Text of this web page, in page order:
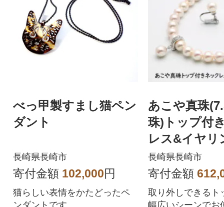
べっ甲製すまし猫ペン
ダント
長崎県長崎市
寄付金額 102,000円
猫らしい表情をかたどったペ
ンダントです。
あこや真珠
珠)トップ付
レス&イヤリ
ト/トップ取
長崎県長崎市
寄付金額
取り外しできるト
幅広いシーンでお